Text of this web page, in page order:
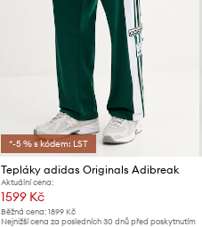
*-5 % s kódem: LST
Tepláky adidas Originals Adibreak
Aktuální cena:
1599 Kč
Běžná cena: 1899 Kč
Nejnižší cena za posledních 30 dnů před poskytnutím